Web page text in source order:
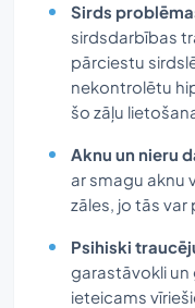
Sirds
sirdsdarbības
pārciestu
nekontrolētu
šo zāļu
Aknu un nieru
ar smagu aknu
zāles, jo tās var
Psihiski
garastāvokli un
ieteicams